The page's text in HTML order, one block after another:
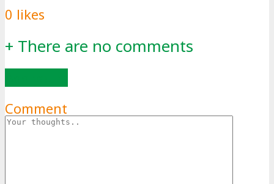
0 likes
+ There are no comments
Comment